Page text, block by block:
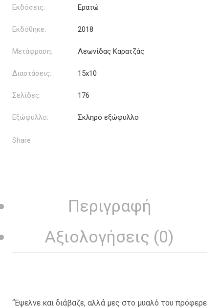
Εκδόσεις: Ερατώ
Εκδόθηκε: 2018
Μετάφραση: Λεωνίδας Καρατζάς
Διαστάσεις: 15x10
Σελίδες: 176
Εξώφυλλο: Σκληρό εξώφυλλο
Share
Περιγραφή
Αξιολογήσεις (0)
“Έψελνε και διάβαζε, αλλά μες στο μυαλό του πρόφερε